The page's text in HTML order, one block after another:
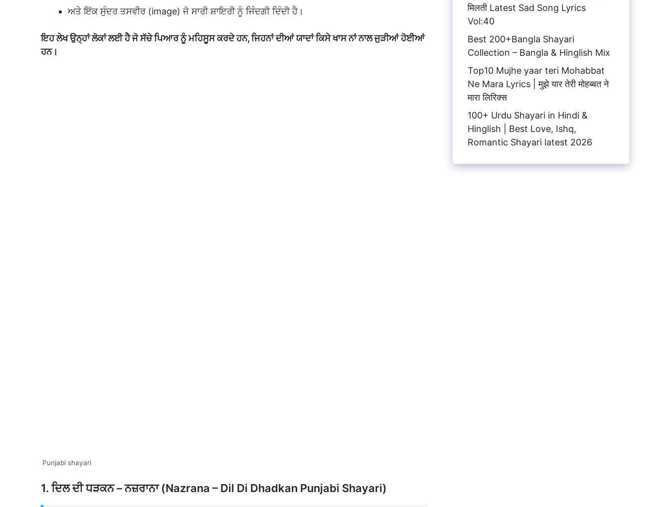
ਅਤੇ ਇੱਕ ਸੁੰਦਰ ਤਸਵੀਰ (image) ਜੋ ਸਾਰੀ ਸ਼ਾਇਰੀ ਨੂੰ ਜਿੰਦਗੀ ਦਿੰਦੀ ਹੈ।
ਇਹ ਲੇਖ ਉਨ੍ਹਾਂ ਲੋਕਾਂ ਲਈ ਹੈ ਜੋ ਸੱਚੇ ਪਿਆਰ ਨੂੰ ਮਹਿਸੂਸ ਕਰਦੇ ਹਨ, ਜਿਹਨਾਂ ਦੀਆਂ ਯਾਦਾਂ ਕਿਸੇ ਖਾਸ ਨਾਂ ਨਾਲ ਜੁੜੀਆਂ ਹੋਈਆਂ
ਹਨ।
Punjabi shayari
1. ਦਿਲ ਦੀ ਧੜਕਨ – ਨਜ਼ਰਾਨਾ (Nazrana – Dil Di Dhadkan Punjabi Shayari)
मिलती Latest Sad Song Lyrics
Vol:40
Best 200+Bangla Shayari
Collection – Bangla & Hinglish Mix
Top10 Mujhe yaar teri Mohabbat
Ne Mara Lyrics | मुझे यार तेरी मोहब्बत ने
मारा लिरिक्स
100+ Urdu Shayari in Hindi &
Hinglish | Best Love, Ishq,
Romantic Shayari latest 2026